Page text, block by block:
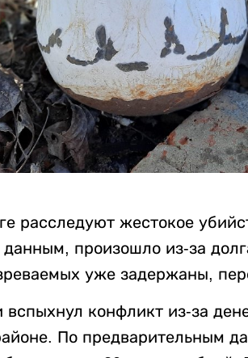
расследуют жестокое
произошло из-за
уже задержаны,
конфликт из-за
По предварительным